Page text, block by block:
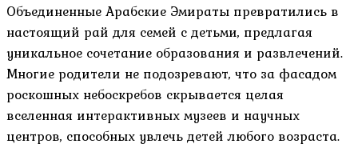
Объединенные Арабские Эмираты превратились в
настоящий рай для семей с детьми, предлагая
уникальное сочетание образования и развлечений.
Многие родители не подозревают, что за фасадом
роскошных небоскребов скрывается целая
вселенная интерактивных музеев и научных
центров, способных увлечь детей любого возраста.